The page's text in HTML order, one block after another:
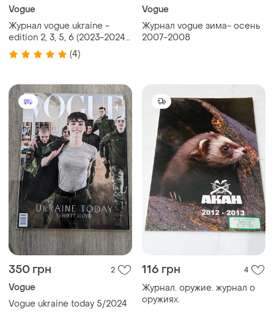
Vogue
Журнал vogue ukraine -
edition 2, 3, 5, 6 (2023-2024),
журналы вог украина, мода-
стиль
(4)
Vogue
Журнал vogue зима- осень
2007-2008
350 грн 2
Vogue
Vogue ukraine today 5/2024
116 грн 4
Журнал. оружие. журнал о
оружиях.